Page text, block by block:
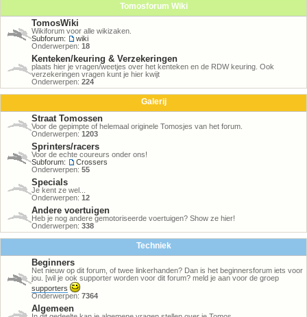
Tomosforum Wiki
TomosWiki
Wikiforum voor alle wikizaken.
Subforum:
wiki
Onderwerpen: 18
Kenteken/keuring & Verzekeringen
plaats hier je vragen/weetjes over het kenteken en de RDW keuring. Ook
verzekeringen vragen kunt je hier kwijt
Onderwerpen: 224
Galerij
Straat Tomossen
Voor de gepimpte of helemaal originele Tomosjes van het forum.
Onderwerpen: 1203
Sprinters/racers
Voor de echte coureurs onder ons!
Subforum:
Crossers
Onderwerpen: 55
Specials
Je kent ze wel...
Onderwerpen: 12
Andere voertuigen
Heb je nog andere gemotoriseerde voertuigen? Show ze hier!
Onderwerpen: 338
Techniek
Beginners
Net nieuw op dit forum, of twee linkerhanden? Dan is het beginnersforum iets voor
jou. [wil je ook supporter worden voor dit forum? meld je aan voor de groep
supporters
Onderwerpen: 7364
Algemeen